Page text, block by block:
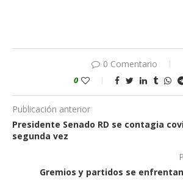
0 Comentario
0
Publicación anterior
Presidente Senado RD se contagia
segunda vez
Gremios y partidos se